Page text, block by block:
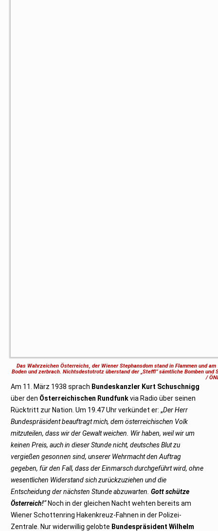
Das Wahrzeichen Österreichs, der Wiener Stephansdom stand in Flammen und
Boden und zerbrach. Nichtsdestotrotz überstand der „Steffl” sämtliche Bomben
/
Am 11. März 1938 sprach Bundeskanzler Kurt Schuschnigg
über den Österreichischen Rundfunkvia Radio über seinen
Rücktritt zur Nation. Um 19.47 Uhr verkündet er: „Der Herr
Bundespräsident beauftragt mich, dem österreichischen Volk
mitzuteilen, dass wir der Gewalt weichen. Wir haben, weil wir um
keinen Preis, auch in dieser Stunde nicht, deutsches Blut zu
vergießen gesonnen sind, unserer Wehrmacht den Auftrag
gegeben, für den Fall, dass der Einmarsch durchgeführt wird, ohne
wesentlichen Widerstand sich zurückzuziehen und die
Entscheidung der nächsten Stunde abzuwarten. Gott schütze
Österreich!“Noch in der gleichen Nacht wehten bereits am
Wiener Schottenring Hakenkreuz-Fahnen in der Polizei-
Zentrale. Nur widerwillig gelobte Bundespräsident Wilhelm